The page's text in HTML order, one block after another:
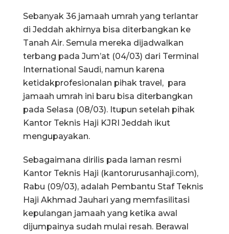
Sebanyak 36 jamaah umrah yang terlantar
di Jeddah akhirnya bisa diterbangkan ke
Tanah Air. Semula mereka dijadwalkan
terbang pada Jum’at (04/03) dari Terminal
International Saudi, namun karena
ketidakprofesionalan pihak travel, para
jamaah umrah ini baru bisa diterbangkan
pada Selasa (08/03). Itupun setelah pihak
Kantor Teknis Haji KJRI Jeddah ikut
mengupayakan.
Sebagaimana dirilis pada laman resmi
Kantor Teknis Haji (kantorurusanhaji.com),
Rabu (09/03), adalah Pembantu Staf Teknis
Haji Akhmad Jauhari yang memfasilitasi
kepulangan jamaah yang ketika awal
dijumpainya sudah mulai resah. Berawal